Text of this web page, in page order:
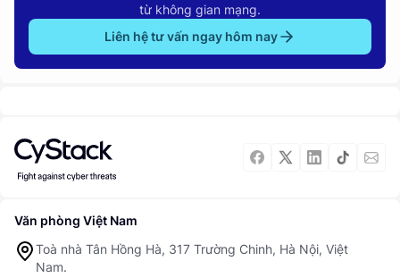
từ không gian mạng.
Liên hệ tư vấn ngay hôm nay
Văn phòng Việt Nam
Toà nhà Tân Hồng Hà, 317 Trường Chinh, Hà Nội, Việt
Nam.